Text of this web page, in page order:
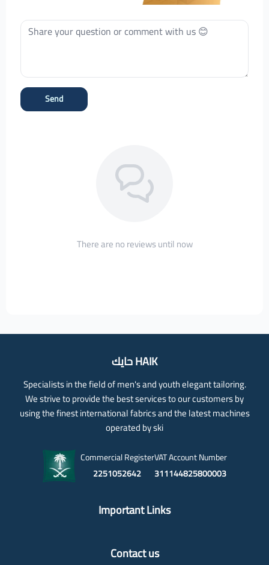
Send
There are no reviews until now
حايك HAIK
Specialists in the field of men's and youth elegant tailoring.
We strive to provide the best services to our customers by
using the finest international fabrics and the latest machines
operated by ski
Commercial Register
2251052642
VAT Account Number
311144825800003
Important Links
Contact us